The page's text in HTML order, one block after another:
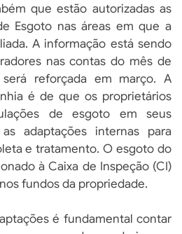
que estão autorizadas as
Esgoto nas áreas em que a
A informação está sendo
nas contas do mês de
reforçada em março. A
é de que os proprietários
de esgoto em seus
adaptações internas para
e tratamento. O esgoto do
à Caixa de Inspeção (CI)
fundos da propriedade.
é fundamental contar